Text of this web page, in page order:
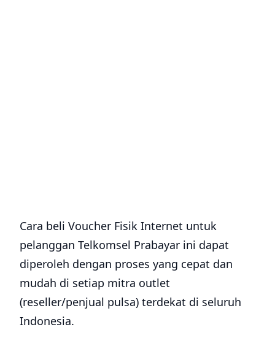
Cara beli Voucher Fisik Internet untuk
pelanggan Telkomsel Prabayar ini dapat
diperoleh dengan proses yang cepat dan
mudah di setiap mitra outlet
(reseller/penjual pulsa) terdekat di seluruh
Indonesia.